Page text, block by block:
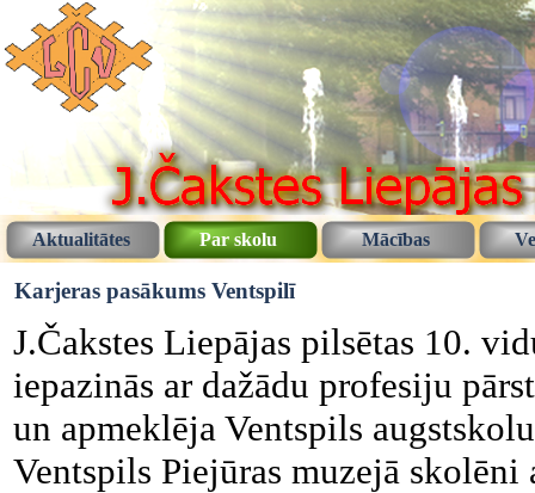
Aktualitātes Par skolu Mācības
Karjeras pasākums Ventspilī
J.Čakstes Liepājas pilsētas 10.
iepazinās ar dažādu profesiju
un apmeklēja Ventspils
Ventspils Piejūras muzejā skolēni